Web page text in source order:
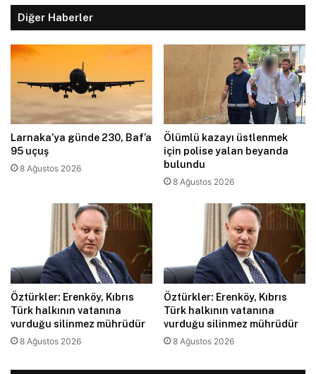
Diğer Haberler
Larnaka’ya günde 230, Baf’a
95 uçuş
8 Ağustos 2026
Ölümlü kazayı üstlenmek
için polise yalan beyanda
bulundu
8 Ağustos 2026
Öztürkler: Erenköy, Kıbrıs
Türk halkının vatanına
vurduğu silinmez mührüdür
8 Ağustos 2026
Öztürkler: Erenköy, Kıbrıs
Türk halkının vatanına
vurduğu silinmez mührüdür
8 Ağustos 2026